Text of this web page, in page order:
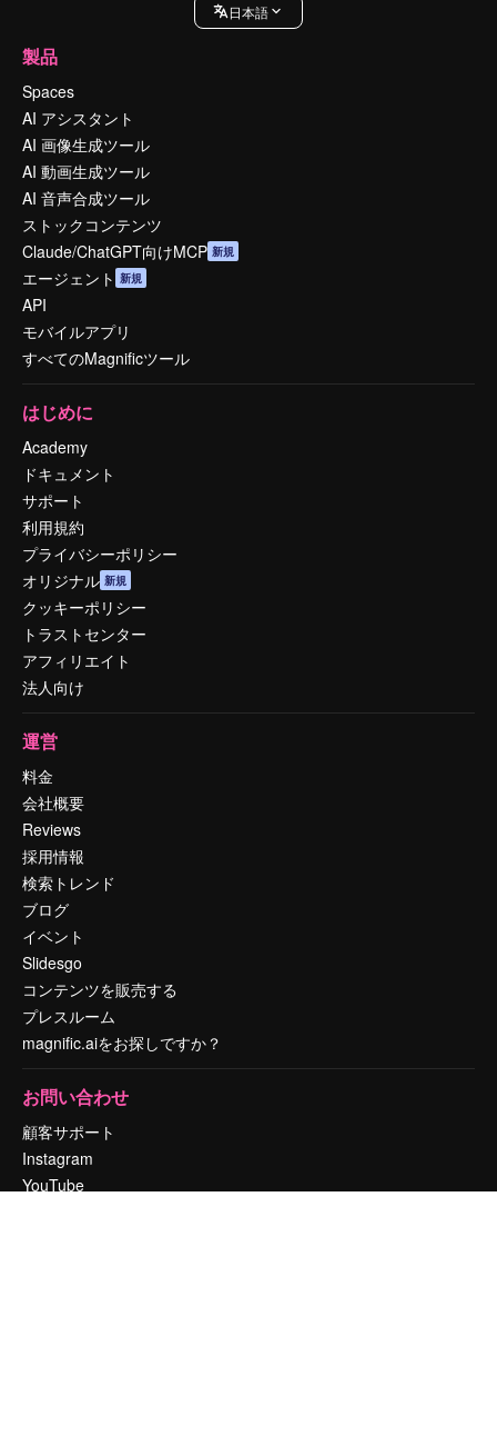
日本語
製品
Spaces
AI アシスタント
AI 画像生成ツール
AI 動画生成ツール
AI 音声合成ツール
ストックコンテンツ
Claude/ChatGPT向けMCP 新規
エージェント 新規
API
モバイルアプリ
すべてのMagnificツール
はじめに
Academy
ドキュメント
サポート
利用規約
プライバシーポリシー
オリジナル 新規
クッキーポリシー
トラストセンター
アフィリエイト
法人向け
運営
料金
会社概要
Reviews
採用情報
検索トレンド
ブログ
イベント
Slidesgo
コンテンツを販売する
プレスルーム
magnific.aiをお探しですか？
お問い合わせ
顧客サポート
Instagram
YouTube